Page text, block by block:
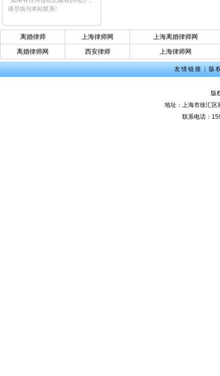
请尽快与本站联系!
离婚律师 上海律师网
上海离婚律师网
离婚律师网
西安律师 上海律师网
友情链接|版
版
地址：上海市徐汇区
联系电话：